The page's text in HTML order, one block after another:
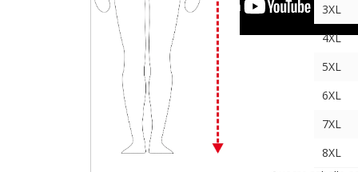
3XL
4XL
5XL
6XL
7XL
8XL